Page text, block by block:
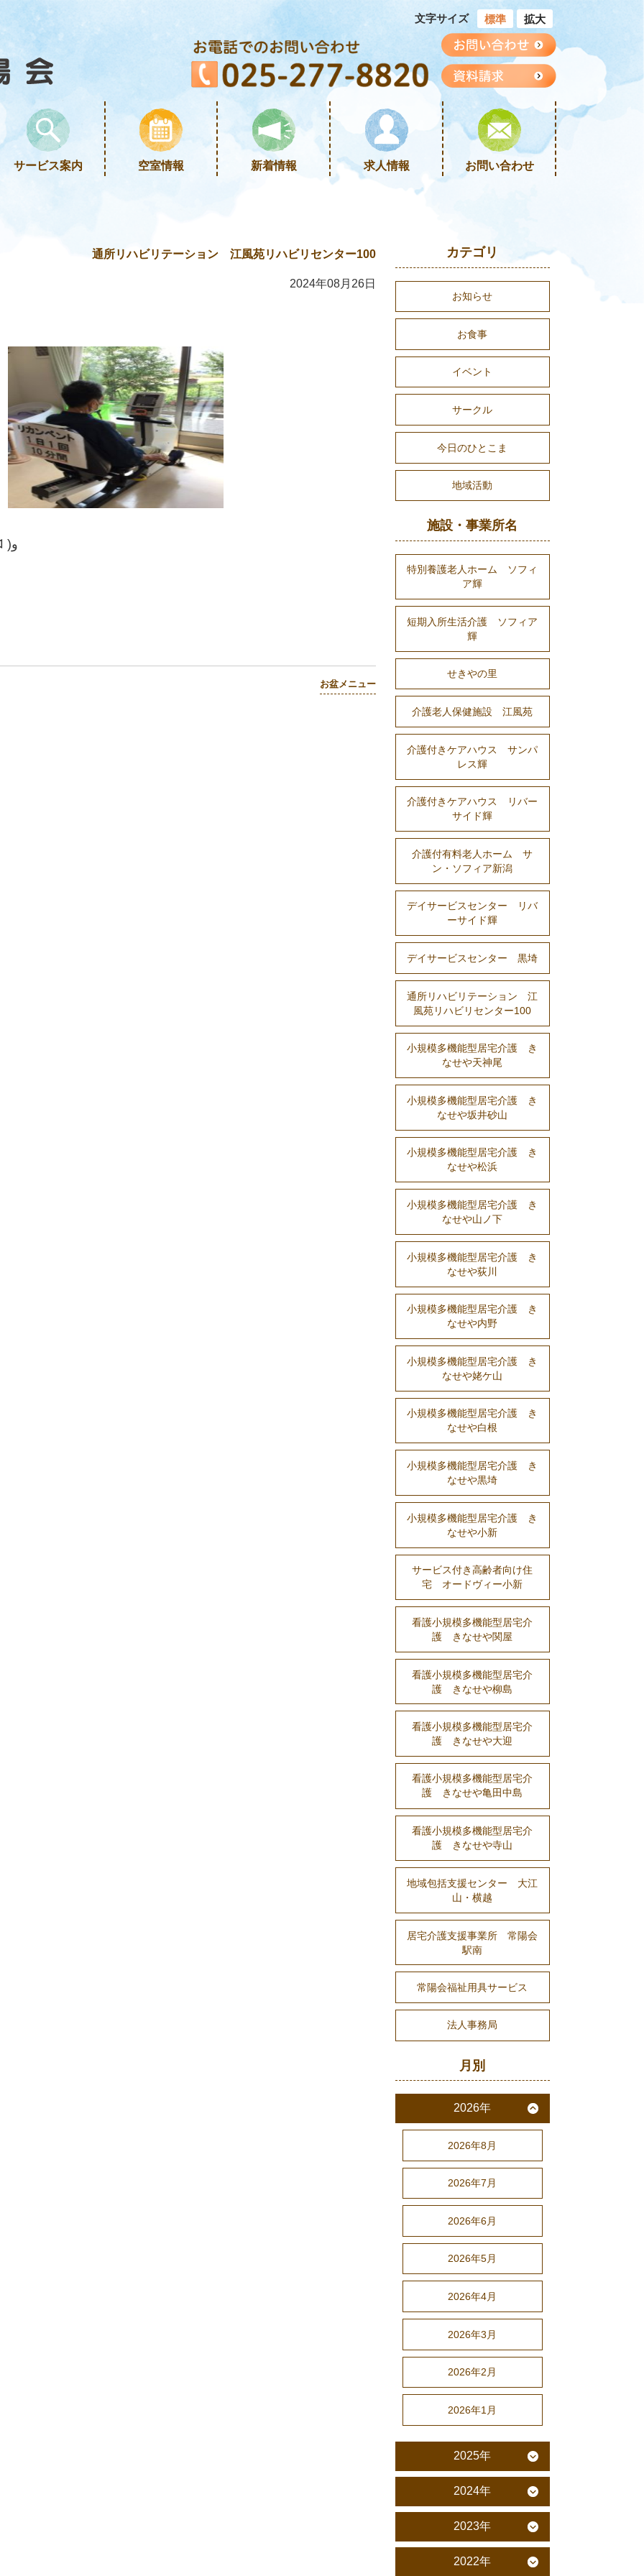
文字サイズ 標準 拡大
サービス案内 空室情報 新着情報 求人情報 お問い合わせ
通所リハビリテーション 江風苑リハビリセンター100
2024年08月26日
本日も朝からリハビリ頑張ってます٩( ᐛ )و
お盆メニュー
カテゴリ
お知らせ
お食事
イベント
サークル
今日のひとこま
地域活動
施設・事業所名
特別養護老人ホーム ソフィ
ア輝
短期入所生活介護 ソフィア
輝
せきやの里
介護老人保健施設 江風苑
介護付きケアハウス サンパ
レス輝
介護付きケアハウス リバー
サイド輝
介護付有料老人ホーム サ
ン・ソフィア新潟
デイサービスセンター リバ
ーサイド輝
デイサービスセンター 黒埼
通所リハビリテーション 江
風苑リハビリセンター100
小規模多機能型居宅介護 き
なせや天神尾
小規模多機能型居宅介護 き
なせや坂井砂山
小規模多機能型居宅介護 き
なせや松浜
小規模多機能型居宅介護 き
なせや山ノ下
小規模多機能型居宅介護 き
なせや荻川
小規模多機能型居宅介護 き
なせや内野
小規模多機能型居宅介護 き
なせや姥ケ山
小規模多機能型居宅介護 き
なせや白根
小規模多機能型居宅介護 き
なせや黒埼
小規模多機能型居宅介護 き
なせや小新
サービス付き高齢者向け住
宅 オードヴィー小新
看護小規模多機能型居宅介
護 きなせや関屋
看護小規模多機能型居宅介
護 きなせや柳島
看護小規模多機能型居宅介
護 きなせや大迎
看護小規模多機能型居宅介
護 きなせや亀田中島
看護小規模多機能型居宅介
護 きなせや寺山
地域包括支援センター 大江
山・横越
居宅介護支援事業所 常陽会
駅南
常陽会福祉用具サービス
法人事務局
月別
2026年
2026年8月
2026年7月
2026年6月
2026年5月
2026年4月
2026年3月
2026年2月
2026年1月
2025年
2024年
2023年
2022年